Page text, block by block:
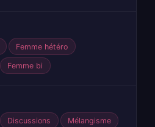
Femme hétéro
Femme bi
Discussions Mélangisme